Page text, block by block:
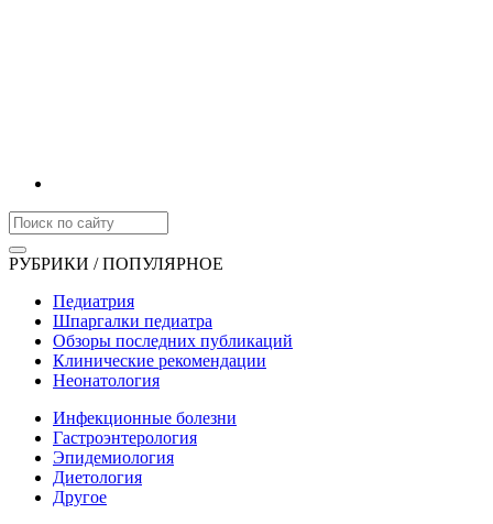
РУБРИКИ / ПОПУЛЯРНОЕ
Педиатрия
Шпаргалки педиатра
Обзоры последних публикаций
Клинические рекомендации
Неонатология
Инфекционные болезни
Гастроэнтерология
Эпидемиология
Диетология
Другое